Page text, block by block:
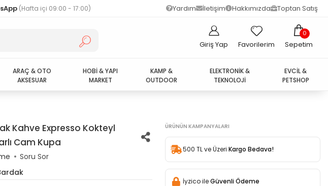
(Hafta içi 09:00 - 17:00) Yardım İletişim Hakkımızda Toptan Satış
Giriş Yap Favorilerim
0
Sepetim
ARAÇ & OTO
AKSESUAR
HOBİ & YAPI
MARKET
KAMP &
OUTDOOR
ELEKTRONİK &
TEKNOLOJİ
EVCİL &
PETSHOP
Kahve Expresso Kokteyl
Cam Kupa
Soru Sor
ÜRÜNÜN KAMPANYALARI
500 TL ve Üzeri Kargo Bedava!
İyzico ileGüvenli Ödeme